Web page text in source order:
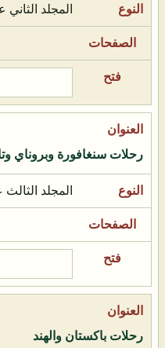
المجلد الثاني
رحلات سنغافورة وبروناي
المجلد
رحلات باكستان والهند